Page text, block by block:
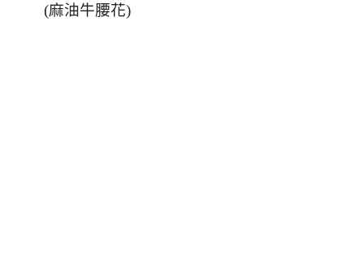
(麻油牛腰花)